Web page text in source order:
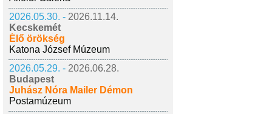
2026.05.30. - 2026.11.14.
Kecskemét
Élő örökség
Katona József Múzeum
2026.05.29. - 2026.06.28.
Budapest
Juhász Nóra Mailer Démon
Postamúzeum